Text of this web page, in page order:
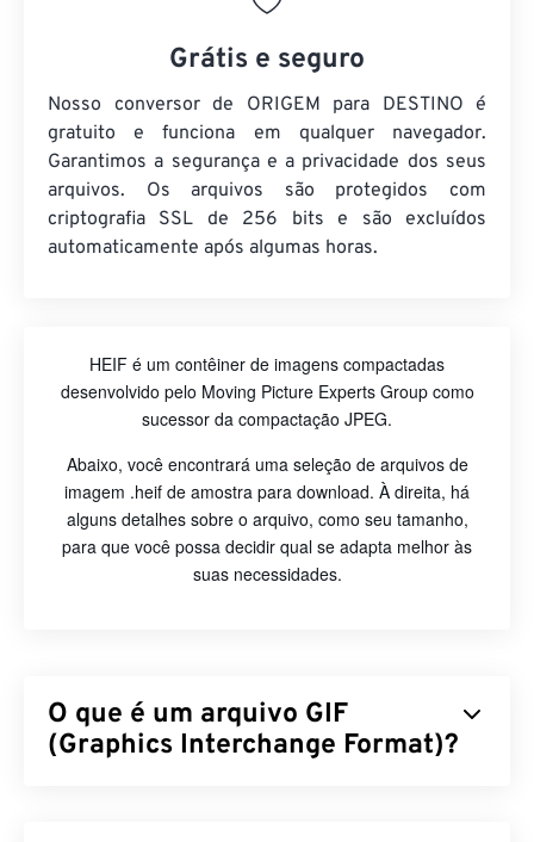
Grátis e seguro
Nosso conversor de ORIGEM para DESTINO é
gratuito e funciona em qualquer navegador.
Garantimos a segurança e a privacidade dos seus
arquivos. Os arquivos são protegidos com
criptografia SSL de 256 bits e são excluídos
automaticamente após algumas horas.
HEIF é um contêiner de imagens compactadas
desenvolvido pelo Moving Picture Experts Group como
sucessor da compactação JPEG.
Abaixo, você encontrará uma seleção de arquivos de
imagem .heif de amostra para download. À direita, há
alguns detalhes sobre o arquivo, como seu tamanho,
para que você possa decidir qual se adapta melhor às
suas necessidades.
O que é um arquivo GIF
(Graphics Interchange Format)?